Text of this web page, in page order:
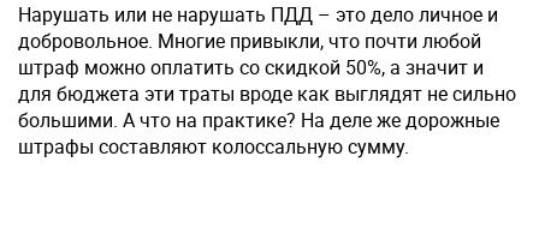
Нарушать или не нарушать ПДД – это дело личное и
добровольное. Многие привыкли, что почти любой
штраф можно оплатить со скидкой 50%, а значит и
для бюджета эти траты вроде как выглядят не сильно
большими. А что на практике? На деле же дорожные
штрафы составляют колоссальную сумму.